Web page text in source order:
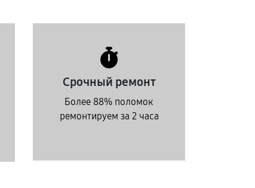
Срочный ремонт
Более 88% поломок
ремонтируем за 2 часа